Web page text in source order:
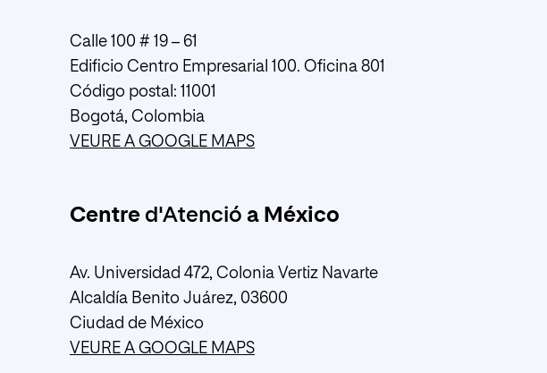
Calle 100 # 19 – 61
Edificio Centro Empresarial 100. Oficina 801
Código postal: 11001
Bogotá, Colombia
VEURE A GOOGLE MAPS
Centre d'Atenció a México
Av. Universidad 472, Colonia Vertiz Navarte
Alcaldía Benito Juárez, 03600
Ciudad de México
VEURE A GOOGLE MAPS